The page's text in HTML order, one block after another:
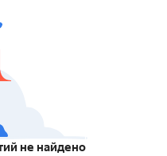
не найдено